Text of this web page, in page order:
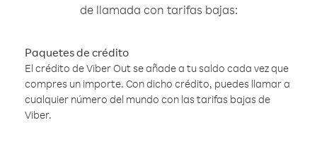
de llamada con tarifas bajas:
Paquetes de crédito
El crédito de Viber Out se añade a tu saldo cada vez que
compres un importe. Con dicho crédito, puedes llamar a
cualquier número del mundo con las tarifas bajas de
Viber.